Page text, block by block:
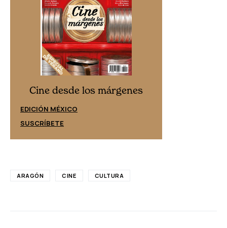
Cine desde los márgenes
EDICIÓN MÉXICO
SUSCRÍBETE
ARAGÓN CINE CULTURA